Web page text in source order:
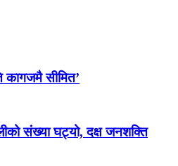
कागजमै सीमित’
संख्या घट्यो, दक्ष जनशक्ति